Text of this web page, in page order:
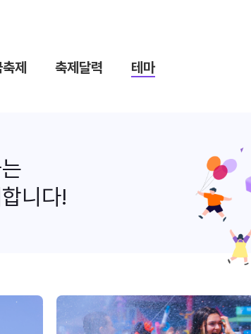
제 축제달력 테마
니다!